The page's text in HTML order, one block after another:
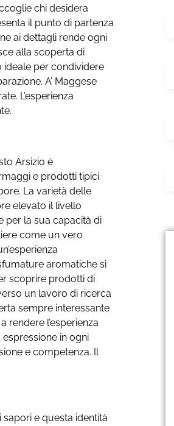
chi desidera
il punto di partenza
ai dettagli rende ogni
alla scoperta di
ideale per condividere
A’ Maggese
L’esperienza
Arsizio è
e prodotti tipici
La varietà delle
elevato il livello
per la sua capacità di
come un vero
aromatiche si
scoprire prodotti di
un lavoro di ricerca
sempre interessante
rendere l’esperienza
in ogni
e competenza. Il
sapori e questa identità